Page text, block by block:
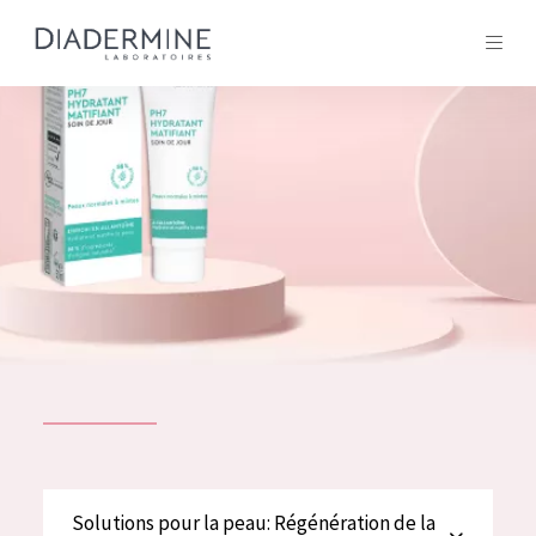
SOLUTIONS POUR LA PEAU
TOUS LES PRODUIT
Tous les Produit
ACCUEIL
Composition
À propos
Conseils Beauté
Solutions pour la peau: Régénération de la